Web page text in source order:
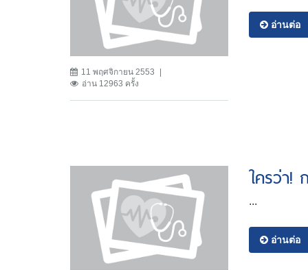
11 พฤศจิกายน 2553
อ่าน 12963 ครั้ง
อ่านต่อ
ใครว่า!
...
อ่านต่อ